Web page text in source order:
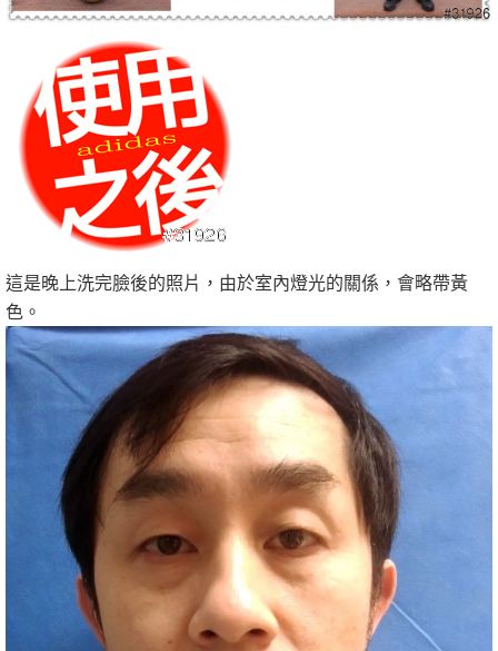
這是晚上洗完臉後的照片，由於室內燈光的關係，會略帶黃
色。